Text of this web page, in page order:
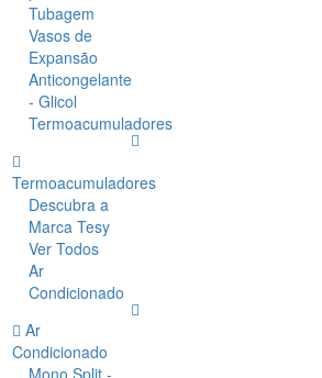
Tubagem
Vasos de
Expansão
Anticongelante
- Glicol
Termoacumuladores
Termoacumuladores
Descubra a
Marca Tesy
Ver Todos
Ar
Condicionado
Ar
Condicionado
Mono Split -